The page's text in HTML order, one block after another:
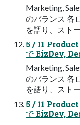
Marketing,
のバランス 各
を語り、スト
5 / 11 Product
で BizDev,
Marketing,
のバランス 各
を語り、スト
5 / 11 Product
で BizDev,